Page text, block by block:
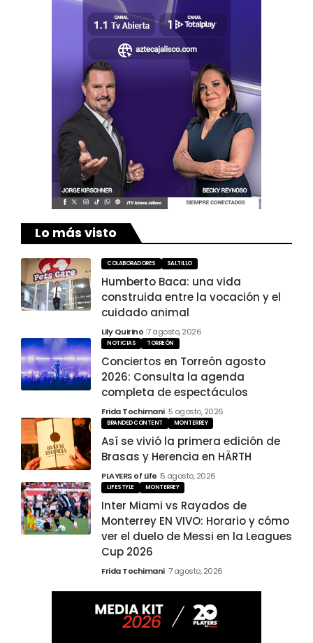
Lo más visto
COLABORADORES SALTILLO
Humberto Baca: una vida
construida entre la vocación y el
cuidado animal
Lily Quirino 7 agosto, 2026
NOTICIAS TORREÓN
Conciertos en Torreón agosto
2026: Consulta la agenda
completa de espectáculos
Frida Tochimani 5 agosto, 2026
BRANDED CONTENT MONTERREY
Así se vivió la primera edición de
Brasas y Herencia en HÄRTH
PLAYERS of Life 5 agosto, 2026
LIFESTYLE MONTERREY
Inter Miami vs Rayados de
Monterrey EN VIVO: Horario y cómo
ver el duelo de Messi en la Leagues
Cup 2026
Frida Tochimani 7 agosto, 2026